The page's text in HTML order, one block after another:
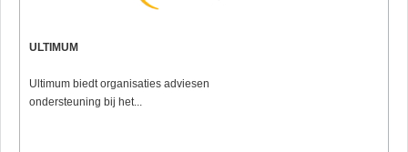
ULTIMUM
Ultimum biedt organisaties adviesen
ondersteuning bij het...